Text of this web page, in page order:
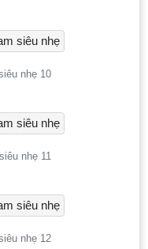
nhẹ 10
nhẹ 11
nhẹ 12